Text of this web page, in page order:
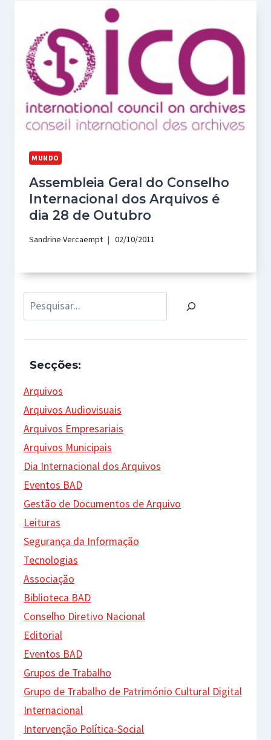
MUNDO
Assembleia Geral do Conselho
Internacional dos Arquivos é
dia 28 de Outubro
Sandrine Vercaempt 02/10/2011
Pesquisar
Secções:
Arquivos
Arquivos Audiovisuais
Arquivos Empresariais
Arquivos Municipais
Dia Internacional dos Arquivos
Eventos BAD
Gestão de Documentos de Arquivo
Leituras
Segurança da Informação
Tecnologias
Associação
Biblioteca BAD
Conselho Diretivo Nacional
Editorial
Eventos BAD
Grupos de Trabalho
Grupo de Trabalho de Património Cultural Digital
Internacional
Intervenção Política-Social